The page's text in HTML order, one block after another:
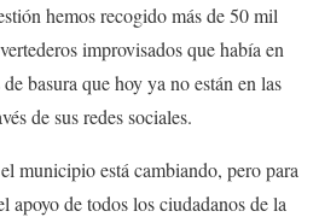
hemos recogido más de 50 mil
improvisados que había en
basura que hoy ya no están en las
de sus redes sociales.
municipio está cambiando, pero para
apoyo de todos los ciudadanos de la